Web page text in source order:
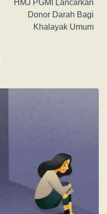
HMJ PGMI Lancarkan
Donor Darah Bagi
Khalayak Umum